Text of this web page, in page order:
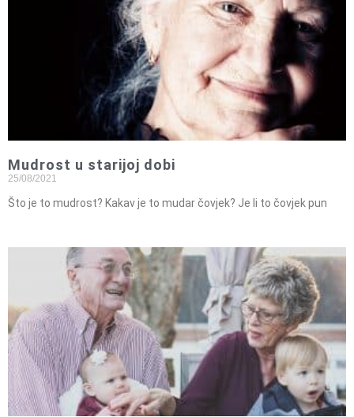
Mudrost u starijoj dobi
25/08/2021
Što je to mudrost? Kakav je to mudar čovjek? Je li to čovjek pun